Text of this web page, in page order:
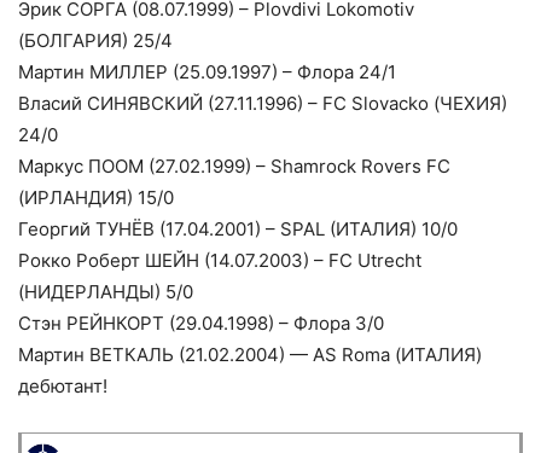
Эрик СОРГА (08.07.1999) – Plovdivi Lokomotiv
(БОЛГАРИЯ) 25/4
Мартин МИЛЛЕР (25.09.1997) – Флора 24/1
Власий СИНЯВСКИЙ (27.11.1996) – FC Slovacko (ЧЕХИЯ)
24/0
Маркус ПООМ (27.02.1999) – Shamrock Rovers FC
(ИРЛАНДИЯ) 15/0
Георгий ТУНЁВ (17.04.2001) – SPAL (ИТАЛИЯ) 10/0
Рокко Роберт ШЕЙН (14.07.2003) – FC Utrecht
(НИДЕРЛАНДЫ) 5/0
Стэн РЕЙНКОРТ (29.04.1998) – Флора 3/0
Мартин ВЕТКАЛЬ (21.02.2004) — AS Roma (ИТАЛИЯ)
дебютант!